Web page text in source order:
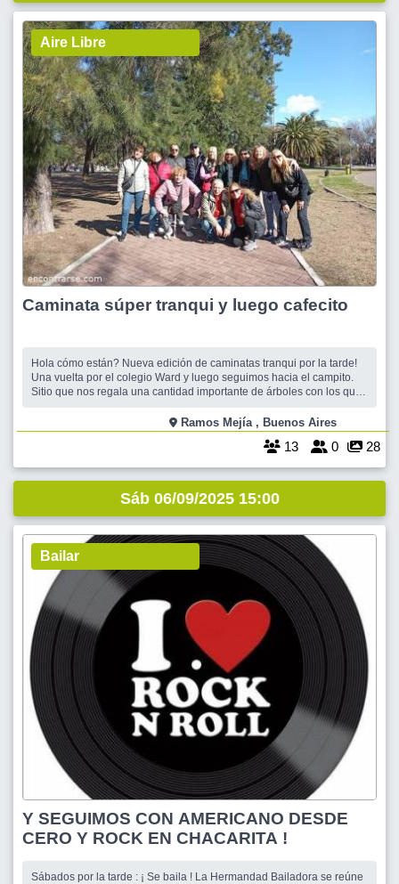
Aire Libre
Caminata súper tranqui y luego cafecito
Hola cómo están? Nueva edición de caminatas tranqui por la tarde!
Una vuelta por el colegio Ward y luego seguimos hacia el campito.
Sitio que nos regala una cantidad importante de árboles con los que
contacto con la naturaleza. En la anterior caminata gracias a la p
Ramos Mejía , Buenos Aires
13 0 28
Sáb 06/09/2025 15:00
Bailar
Y SEGUIMOS CON AMERICANO DESDE
CERO Y ROCK EN CHACARITA !
Sábados por la tarde : ¡ Se baila ! La Hermandad Bailadora se reúne